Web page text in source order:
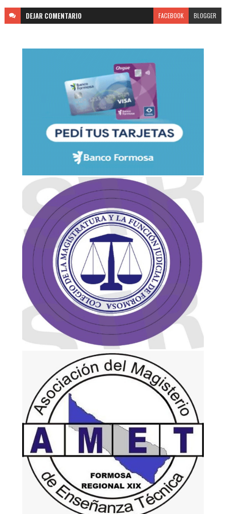
DEJAR COMENTARIO FACEBOOK BLOGGER